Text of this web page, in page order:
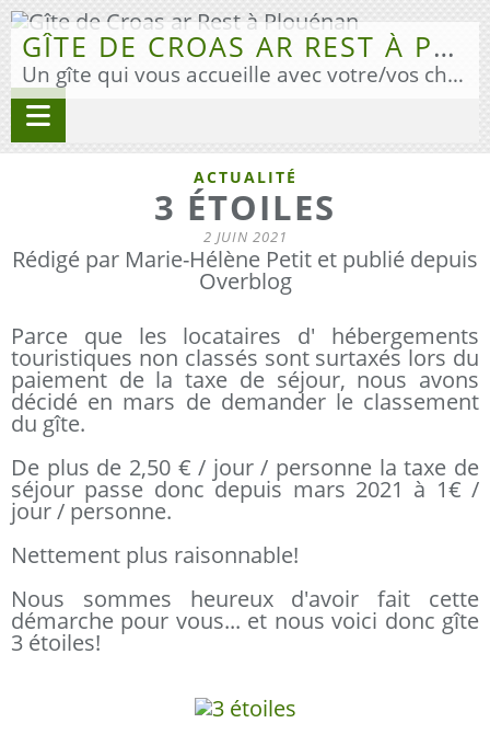
GÎTE DE CROAS AR REST À PLOUÉNAN
Un gîte qui vous accueille avec votre/vos chien(s) pour vos vacances en Finistère Nord.
ACTUALITÉ
3 ÉTOILES
2 JUIN 2021
Rédigé par Marie-Hélène Petit et publié depuis
Overblog
Parce que les locataires d' hébergements
touristiques non classés sont surtaxés lors du
paiement de la taxe de séjour, nous avons
décidé en mars de demander le classement
du gîte.
De plus de 2,50 € / jour / personne la taxe de
séjour passe donc depuis mars 2021 à 1€ /
jour / personne.
Nettement plus raisonnable!
Nous sommes heureux d'avoir fait cette
démarche pour vous... et nous voici donc gîte
3 étoiles!